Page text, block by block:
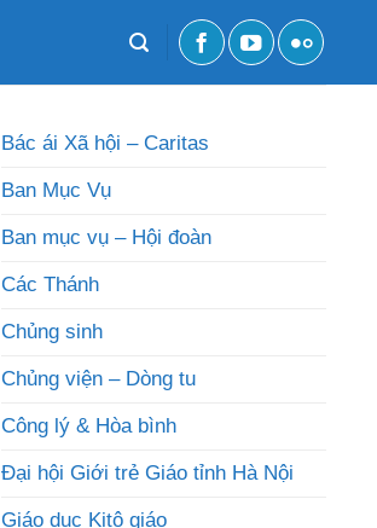
Bác ái Xã hội – Caritas
Ban Mục Vụ
Ban mục vụ – Hội đoàn
Các Thánh
Chủng sinh
Chủng viện – Dòng tu
Công lý & Hòa bình
Đại hội Giới trẻ Giáo tỉnh Hà Nội
Giáo dục Kitô giáo